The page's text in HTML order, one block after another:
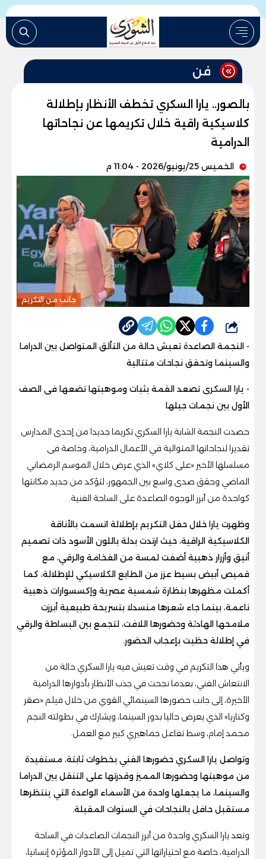
فن
بالصور.. يارا السكري تخطف الأنظار بإطلالة
كلاسيكية راقية خلال تكريمها عن نجاحاتها
الدرامية
الخميس 25/يونيو/2026 - 11:04 م
جانب من التكريم
شارك
- النجمة الصاعدة تعيش حالة من التألق المتواصل بين الدراما
والسينما وتحقق نجاحات متتالية
- يارا السكرى تصعد القمة بثبات وموهبتها تضعها فى الصف
الأول بين نجمات جيلها
حصدت النجمة الشابة يارا السكري تكريما جديدا من إحدى المدارس
تقديرا لنجاحاتها المتوالية في الأعمال الدرامية، وخاصة فى
مسلسلها الأخير «على كلاي» الذي عرض خلال الموسم الرمضاني
الماضي وحقق صدى واسع بين الجمهور، لتؤكد من جديد مكانتها
كواحدة من أبرز الوجوه الصاعدة على الساحة الفنية.
وظهرت يارا خلال حفل التكريم بإطلالة اتسمت بالأناقة
الكلاسيكية الراقية، حيث ارتدت بدلة باللون الأسود ذات تصميم
أنيق وأزرار ذهبية أضفت لمسة من الفخامة والرقي، مع
قميص أبيض بسيط عزز من الطابع الكلاسيكي للإطلالة، كما
أكملت مظهرها بنظارة شمسية عصرية وإكسسوارات ذهبية
ناعمة، بينما جاء شعرها منسدلا بتسريحة طبيعية أبرزت
ملامحها الهادئة وحضورها اللافت، لتجمع بين البساطة والرقي
في إطلالة حظيت بإعجاب الحضور.
ويأتي هذا التكريم في وقت تعيش فيه يارا السكري حالة من
الانتعاش الفني، بعدما نجحت في جذب الأنظار بأدوارها الدرامية
الأخيرة، إلى جانب حضورها السينمائي القوي من خلال فيلم «صقر
وكناريا» الذي يعرض حاليا بدور السينما، ويشارك في بطولته النجم
محمد إمام، وسط تفاعل جماهيري كبير مع العمل.
وتواصل يارا السكري حضورها الفني بخطوات ثابتة، مستفيدة
من موهبتها وحضورها المميز وقدرتها على التنقل بين الدراما
والسينما، ما يجعلها واحدة من الأسماء الواعدة التي ينتظرها
مستقبل حافل بالنجاحات في السنوات المقبلة.
وتعد يارا السكري واحدة من أبرز النجمات الصاعدات في الساحة
الدرامية، خاصة مع اختياراتها التي تميل إلى الأدوار المؤثرة إنسانيا،